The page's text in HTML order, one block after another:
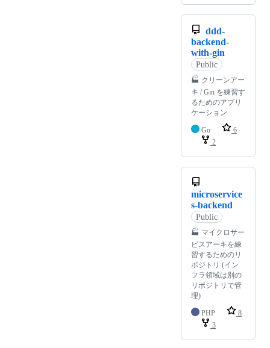
ddd-
backend-
with-gin
Public
🏭 クリーンアー
キ / Gin を練習す
るためのアプリ
ケーション
Go
6
2
microservice
s-backend
Public
🏭 マイクロサー
ビスアーキを練
習するためのリ
ポジトリ (イン
フラ領域は別の
リポジトリで管
理)
PHP
8
3